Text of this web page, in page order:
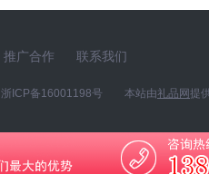
推广合作 联系我们
浙ICP备16001198号 本站由礼品网提